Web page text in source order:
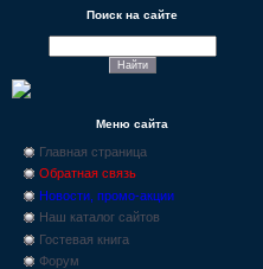
Поиск на сайте
Меню сайта
Главная страница
Обратная связь
Новости, промо-акции
Наш каталог сайтов
Гостевая книга
Форум